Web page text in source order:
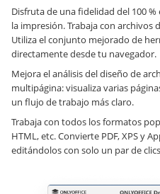
Disfruta de una fidelidad del 100
la impresión. Trabaja con
Utiliza el conjunto mejorado de
directamente desde tu navegador.
Mejora el análisis del diseño de
multipágina: visualiza varias
un flujo de trabajo más claro.
Trabaja con todos los formatos
HTML, etc. Convierte PDF, XPS y
editándolos con solo un par de